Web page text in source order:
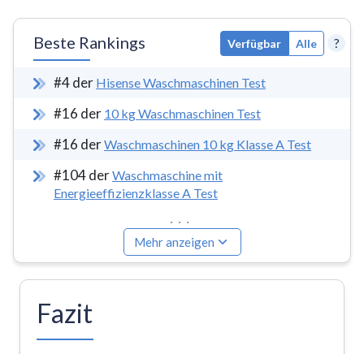
Beste Rankings Verfügbar Alle ?
#4der Hisense Waschmaschinen Test
#16 der 10 kg Waschmaschinen Test
#16 derWaschmaschinen 10 kg Klasse A Test
#104derWaschmaschine mit
Energieeffizienzklasse A Test
...
Mehr anzeigen
Fazit